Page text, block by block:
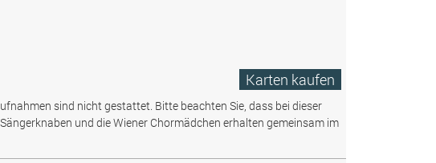
Karten kaufen
sind nicht gestattet. Bitte beachten Sie, dass bei dieser
und die Wiener Chormädchen erhalten gemeinsam im